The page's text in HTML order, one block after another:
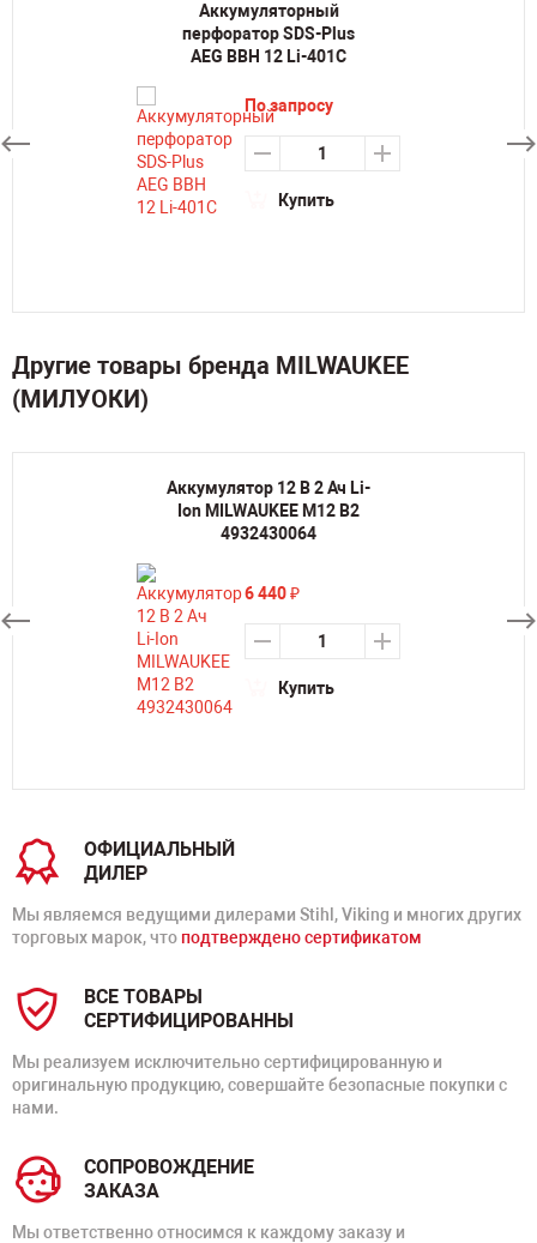
Аккумуляторный
перфоратор SDS-Plus
AEG BBH 12 Li-401C
По запросу
Купить
Другие товары бренда MILWAUKEE
(МИЛУОКИ)
Аккумулятор 12 В 2 Ач Li-
Ion MILWAUKEE M12 B2
4932430064
6 440₽
Купить
ОФИЦИАЛЬНЫЙ
ДИЛЕР
Мы являемся ведущими дилерами Stihl, Viking и многих других
торговых марок, что подтверждено сертификатом
ВСЕ ТОВАРЫ
СЕРТИФИЦИРОВАННЫ
Мы реализуем исключительно сертифицированную и
оригинальную продукцию, совершайте безопасные покупки с
нами.
СОПРОВОЖДЕНИЕ
ЗАКАЗА
Мы ответственно относимся к каждому заказу и